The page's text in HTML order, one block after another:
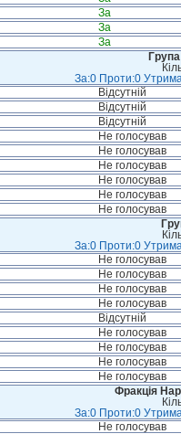
За
За
За
За:0 Проти:0
Відсутній
Відсутній
Відсутній
Не голосував
Не голосував
Не голосував
Не голосував
Не голосував
Не голосував
За:0 Проти:0
Не голосував
Не голосував
Не голосував
Не голосував
Відсутній
Не голосував
Не голосував
Не голосував
Не голосував
Фракція
За:0 Проти:0
Не голосував